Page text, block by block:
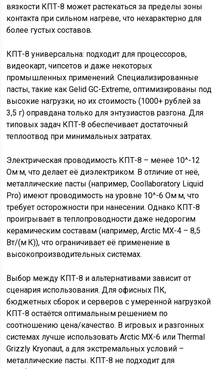
вязкости КПТ-8 может растекаться за пределы зоны
контакта при сильном нагреве, что нехарактерно для
более густых составов.
КПТ-8 универсальна: подходит для процессоров,
видеокарт, чипсетов и даже некоторых
промышленных применений. Специализированные
пасты, такие как Gelid GC-Extreme, оптимизированы под
высокие нагрузки, но их стоимость (1000+ рублей за
3,5 г) оправдана только для энтузиастов разгона. Для
типовых задач КПТ-8 обеспечивает достаточный
теплоотвод при минимальных затратах.
Электрическая проводимость КПТ-8 – менее 10^-12
Ом·м, что делает её диэлектриком. В отличие от неё,
металлические пасты (например, Coollaboratory Liquid
Pro) имеют проводимость на уровне 10^-6 Ом·м, что
требует осторожности при нанесении. Однако КПТ-8
проигрывает в теплопроводности даже недорогим
керамическим составам (например, Arctic MX-4 – 8,5
Вт/(м·К)), что ограничивает её применение в
высокопроизводительных системах.
Выбор между КПТ-8 и альтернативами зависит от
сценария использования. Для офисных ПК,
бюджетных сборок и серверов с умеренной нагрузкой
КПТ-8 остаётся оптимальным решением по
соотношению цена/качество. В игровых и разгонных
системах лучше использовать Arctic MX-6 или Thermal
Grizzly Kryonaut, а для экстремальных условий –
металлические пасты. КПТ-8 не подходит для